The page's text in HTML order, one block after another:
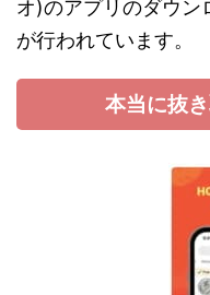
オ)のアプリのダウン
が行われています。
本当に抜